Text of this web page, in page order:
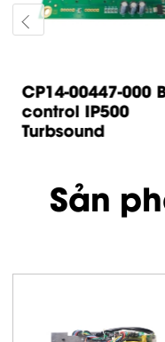
CP14-00447-000
control IP500
Turbsound
Sản